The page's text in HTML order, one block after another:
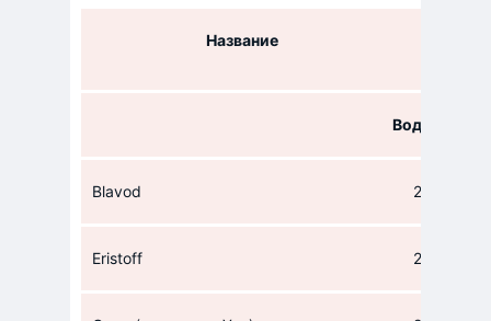
Название
Водка
Blavod 224
Eristoff 224